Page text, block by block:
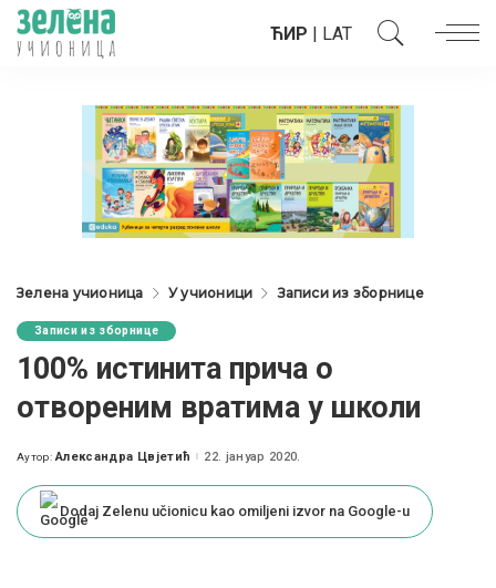
ЋИР | LAT
Зелена учионица У учионици Записи из зборнице
Записи из зборнице
100% истинита прича о
отвореним вратима у школи
Posted
Аутор: Александра Цвјетић 22. јануар 2020.
Dodaj Zelenu učionicu kao omiljeni izvor na Google-u